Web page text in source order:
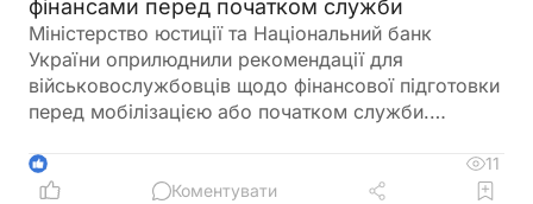
фінансами перед початком служби
Міністерство юстиції та Національний банк
України оприлюднили рекомендації для
військовослужбовців щодо фінансової підготовки
перед мобілізацією або початком служби.
документи, перевірити банківські рахунки,
кредити, заощадження та оформити необхідні
1
11
Коментувати